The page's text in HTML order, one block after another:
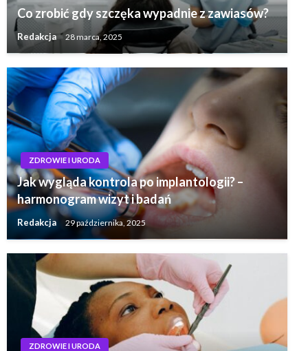
Co zrobić gdy szczęka wypadnie z zawiasów?
Redakcja 28 marca, 2025
ZDROWIE I URODA
Jak wygląda kontrola po implantologii? –
harmonogram wizyt i badań
Redakcja 29 października, 2025
ZDROWIE I URODA